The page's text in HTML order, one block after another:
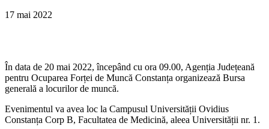
17 mai 2022
În data de 20 mai 2022, începând cu ora 09.00, Agenția Județeană
pentru Ocuparea Forței de Muncă Constanța organizează Bursa
generală a locurilor de muncă.
Evenimentul va avea loc la Campusul Universității Ovidius
Constanța Corp B, Facultatea de Medicină, aleea Universității nr. 1.